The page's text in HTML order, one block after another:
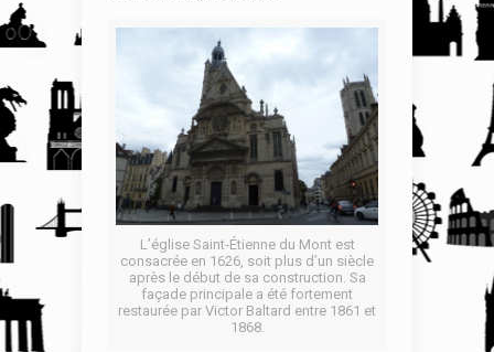
L’église Saint-Étienne du Mont est
consacrée en 1626, soit plus d’un siècle
après le début de sa construction. Sa
façade principale a été fortement
restaurée par Victor Baltard entre 1861 et
1868.